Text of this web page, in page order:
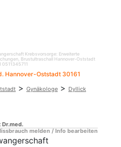
Krebsvorsorge: Erweiterte
Brustultraschall Hannover-Oststadt
0511345711
Hannover-Oststadt 30161
> Gynäkologe > Dyllick
melden / Info bearbeiten